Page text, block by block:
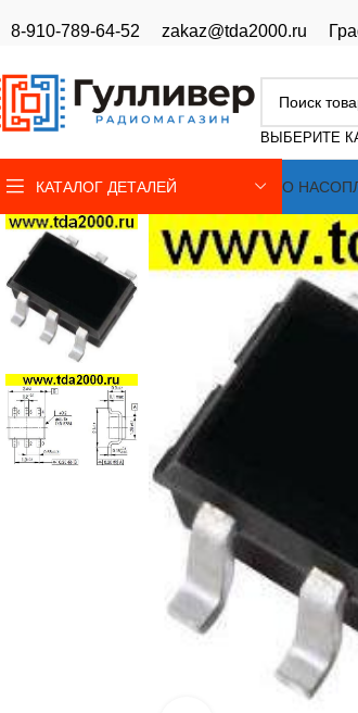
8-910-789-64-52 zakaz@tda2000.ru
КАТАЛОГ ДЕТАЛЕЙ О НАС